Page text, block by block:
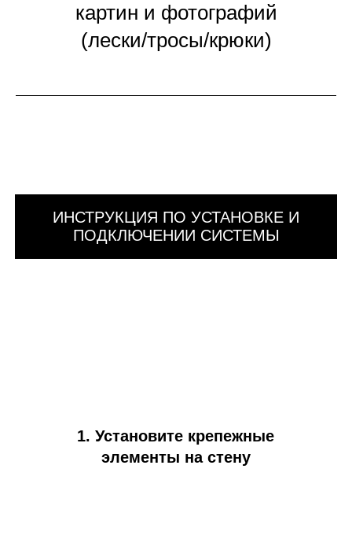
картин и фотографий
(лески/тросы/крюки)
ИНСТРУКЦИЯ ПО УСТАНОВКЕ И
ПОДКЛЮЧЕНИИ СИСТЕМЫ
1. Установите крепежные
элементы на стену